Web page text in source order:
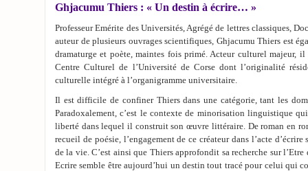
Ghjacumu Thiers : « Un destin à écrire… »
Professeur Emérite des Universités, Agrégé de lettres classiques,
auteur de plusieurs ouvrages scientifiques, Ghjacumu Thiers est
dramaturge et poète, maintes fois primé. Acteur culturel majeur,
Centre Culturel de l’Université de Corse dont l’originalité
culturelle intégré à l’organigramme universitaire.
Il est difficile de confiner Thiers dans une catégorie, tant les
Paradoxalement, c’est le contexte de minorisation linguistique
liberté dans lequel il construit son œuvre littéraire. De roman en
recueil de poésie, l’engagement de ce créateur dans l’acte
de la vie. C’est ainsi que Thiers approfondit sa recherche sur
Ecrire semble être aujourd’hui un destin tout tracé pour celui qui